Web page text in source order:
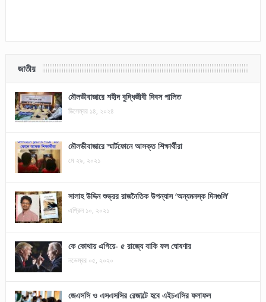
জাতীয়
মৌলভীবাজারে শহীদ বুদ্ধিজীবী দিবস পালিত
ডিসেম্বর ১৪, ২০২৪
মৌলভীবাজারে স্মার্টফোনে আসক্ত শিক্ষার্থীরা
মে ২৯, ২০২১
সালাহ উদ্দিন শুভ্রর রাজনৈতিক উপন্যাস ‘অন্যমনস্ক দিনগুলি’
এপ্রিল ১০, ২০২১
কে কোথায় এগিয়ে- ৫ রাজ্যে বাকি ফল ঘোষণার
নভেম্বর ০৫, ২০২০
জেএসসি ও এসএসসির রেজাল্টে হবে এইচএসির ফলাফল